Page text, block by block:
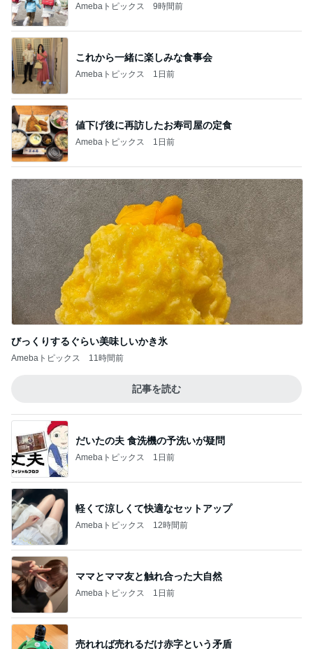
Amebaトピックス 9時間前
これから一緒に楽しみな食事会
Amebaトピックス 1日前
値下げ後に再訪したお寿司屋の定食
Amebaトピックス 1日前
びっくりするぐらい美味しいかき氷
Amebaトピックス 11時間前
記事を読む
だいたの夫 食洗機の予洗いが疑問
Amebaトピックス 1日前
軽くて涼しくて快適なセットアップ
Amebaトピックス 12時間前
ママとママ友と触れ合った大自然
Amebaトピックス 1日前
売れれば売れるだけ赤字という矛盾